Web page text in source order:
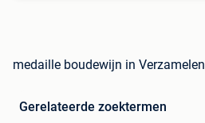
medaille boudewijn in Verzamelen
Gerelateerde zoektermen